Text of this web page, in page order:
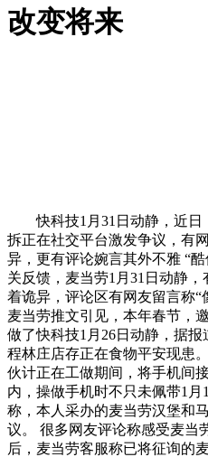
改变将来
快科技1月31日动静，近日
拆正在社交平台激发争议，有
异，更有评论婉言其外不雅 “
关反馈，麦当劳1月31日动静
着诡异，评论区有网友留言称“
麦当劳推文引见，本年春节，
做了快科技1月26日动静，据
程林庄店存正在食物平安现患
伙计正在工做期间，将手机间
内，操做手机时不只未佩带1
称，本人采办的麦当劳汉堡和
议。 很多网友评论称感受麦当
后，麦当劳客服称已将征询的